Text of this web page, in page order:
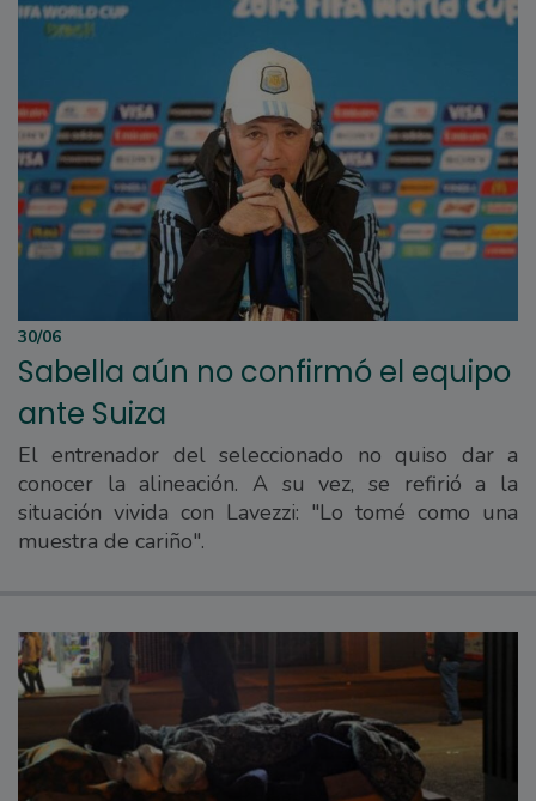
30/06
Sabella aún no confirmó el equipo
ante Suiza
El entrenador del seleccionado no quiso dar a
conocer la alineación. A su vez, se refirió a la
situación vivida con Lavezzi: "Lo tomé como una
muestra de cariño".